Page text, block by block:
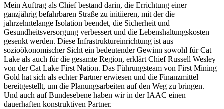
Mein Auftrag als Chief bestand darin, die Errichtung einer
ganzjährig befahrbaren Straße zu initiieren, mit der die
jahrzehntelange Isolation beendet, die Sicherheit und
Gesundheitsversorgung verbessert und die Lebenshaltungskosten
gesenkt werden. Diese Infrastruktureinrichtung ist aus
sozioökonomischer Sicht ein bedeutender Gewinn sowohl für Cat
Lake als auch für die gesamte Region, erklärt Chief Russell Wesley
von der Cat Lake First Nation. Das Führungsteam von First Mining
Gold hat sich als echter Partner erwiesen und die Finanzmittel
bereitgestellt, um die Planungsarbeiten auf den Weg zu bringen.
Und auch auf Bundesebene haben wir in der IAAC einen
dauerhaften konstruktiven Partner.